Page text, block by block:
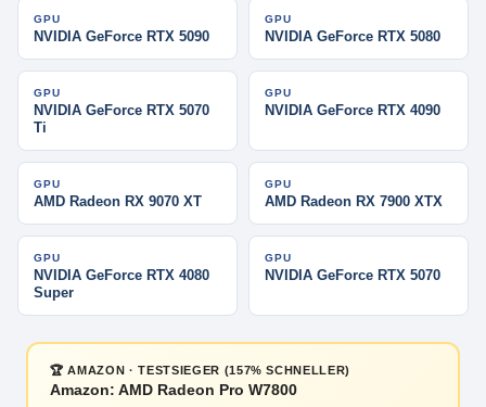
GPU
NVIDIA GeForce RTX 5090
GPU
NVIDIA GeForce RTX 5080
GPU
NVIDIA GeForce RTX 5070
Ti
GPU
NVIDIA GeForce RTX 4090
GPU
AMD Radeon RX 9070 XT
GPU
AMD Radeon RX 7900 XTX
GPU
NVIDIA GeForce RTX 4080
Super
GPU
NVIDIA GeForce RTX 5070
🏆 AMAZON · TESTSIEGER (157% SCHNELLER)
Amazon: AMD Radeon Pro W7800